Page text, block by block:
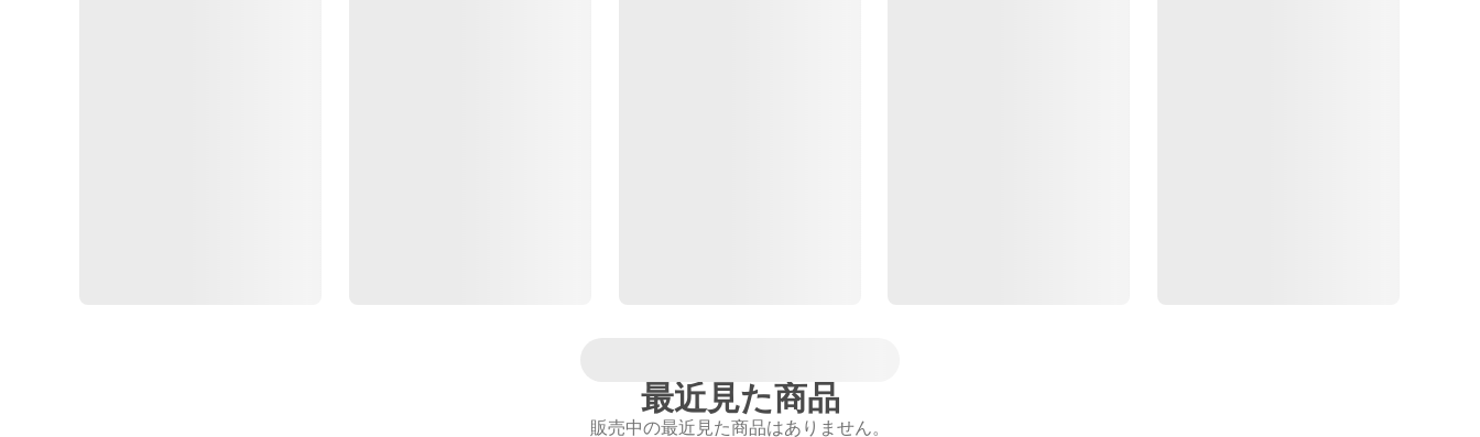
最近見た商品
販売中の最近見た商品はありません。